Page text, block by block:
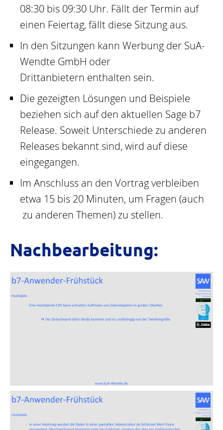
08:30 bis 09:30 Uhr. Fällt der Termin auf
einen Feiertag, fällt diese Sitzung aus.
In den Sitzungen kann Werbung der SuA-
Wendte GmbH oder
Drittanbietern enthalten sein.
Die gezeigten Lösungen und Beispiele
beziehen sich auf den aktuellen Sage b7
Release. Soweit Unterschiede zu anderen
Releases bekannt sind, wird auf diese
eingegangen.
Im Anschluss an den Vortrag verbleiben
etwa 15 bis 20 Minuten, um Fragen (auch
zu anderen Themen) zu stellen.
Nachbearbeitung: